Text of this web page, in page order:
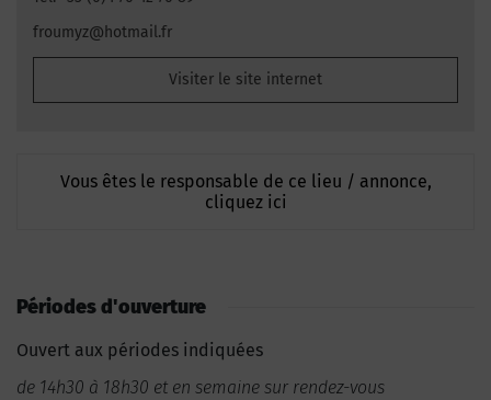
froumyz@hotmail.fr
Visiter le site internet
Vous êtes le responsable de ce lieu / annonce,
cliquez ici
Périodes d'ouverture
Ouvert aux périodes indiquées
de 14h30 à 18h30 et en semaine sur rendez-vous